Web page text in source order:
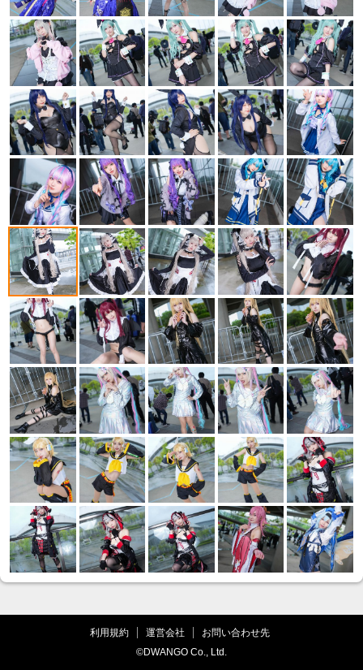
利用規約 運営会社
お問い合わせ先
©DWANGO Co., Ltd.